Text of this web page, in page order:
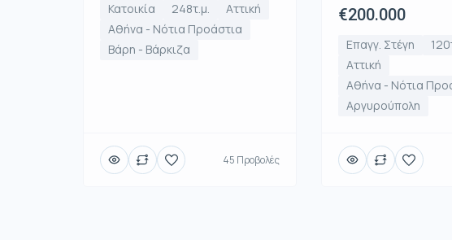
Κατοικία 248τ.μ.
Αττική
Αθήνα - Νότια Προάστια
Βάρη - Βάρκιζα
45 Προβολές
€200.000
Επαγγ. Στέγη
Αττική
Αθήνα - Νότια
Αργυρούπολη